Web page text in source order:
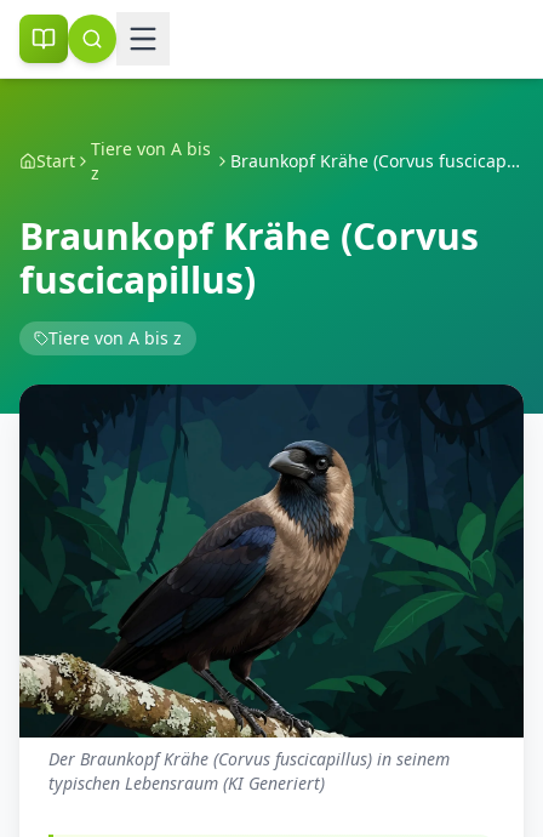
Start
Tiere von A bis
z
Braunkopf Krähe (Corvus fuscicapillus)
Braunkopf Krähe (Corvus
fuscicapillus)
Tiere von A bis z
Der Braunkopf Krähe (Corvus fuscicapillus) in seinem
typischen Lebensraum (KI Generiert)